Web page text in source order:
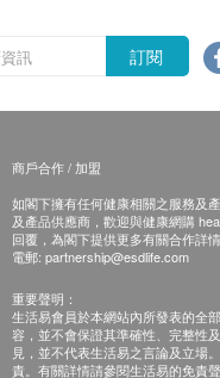
訂閱
商戶合作 / 加盟
如閣下擁有任何健康相關之服務及
及產品供應商，歡迎與健康網購
回覆，為閣下提供更多有關合作詳情
電郵: partnership@esdlife.com
重要聲明：
生活易會員於本網站內所發表的全
容，並不會保證其準確性、完整性
見，並不代表生活易之言論及立場
責。有關詳情請參閱生活易的免責聲